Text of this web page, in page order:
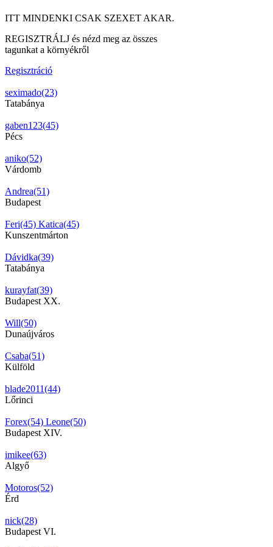
ITT MINDENKI CSAK SZEXET AKAR.
REGISZTRÁLJ és nézd meg az összes
tagunkat a környékről
Regisztráció
seximado(23)
Tatabánya
gaben123(45)
Pécs
aniko(52)
Várdomb
Andrea(51)
Budapest
Feri(45) Katica(45)
Kunszentmárton
Dávidka(39)
Tatabánya
kurayfat(39)
Budapest XX.
Will(50)
Dunaújváros
Csaba(51)
Külföld
blade2011(44)
Lőrinci
Forex(54) Leone(50)
Budapest XIV.
imikee(63)
Algyő
Motoros(52)
Érd
nick(28)
Budapest VI.